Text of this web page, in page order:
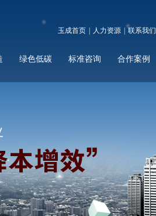
玉成首页 人力资源 联系我们
绿色低碳 标准咨询 合作案例